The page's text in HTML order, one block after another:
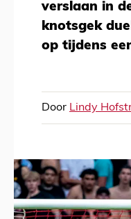
verslaan in
knotsgek
op tijdens
Door Lindy